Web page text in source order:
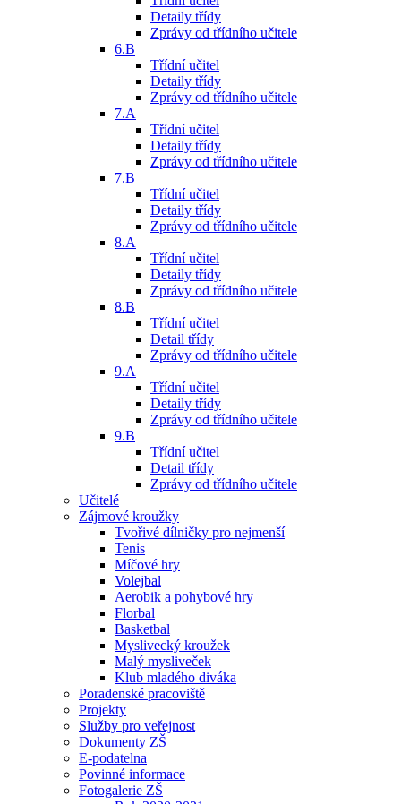
Detaily třídy
Zprávy od třídního učitele
6.B
Třídní učitel
Detaily třídy
Zprávy od třídního učitele
7.A
Třídní učitel
Detaily třídy
Zprávy od třídního učitele
7.B
Třídní učitel
Detaily třídy
Zprávy od třídního učitele
8.A
Třídní učitel
Detaily třídy
Zprávy od třídního učitele
8.B
Třídní učitel
Detail třídy
Zprávy od třídního učitele
9.A
Třídní učitel
Detaily třídy
Zprávy od třídního učitele
9.B
Třídní učitel
Detail třídy
Zprávy od třídního učitele
Učitelé
Zájmové kroužky
Tvořivé dílničky pro nejmenší
Tenis
Míčové hry
Volejbal
Aerobik a pohybové hry
Florbal
Basketbal
Myslivecký kroužek
Malý mysliveček
Klub mladého diváka
Poradenské pracoviště
Projekty
Služby pro veřejnost
Dokumenty ZŠ
E-podatelna
Povinné informace
Fotogalerie ZŠ